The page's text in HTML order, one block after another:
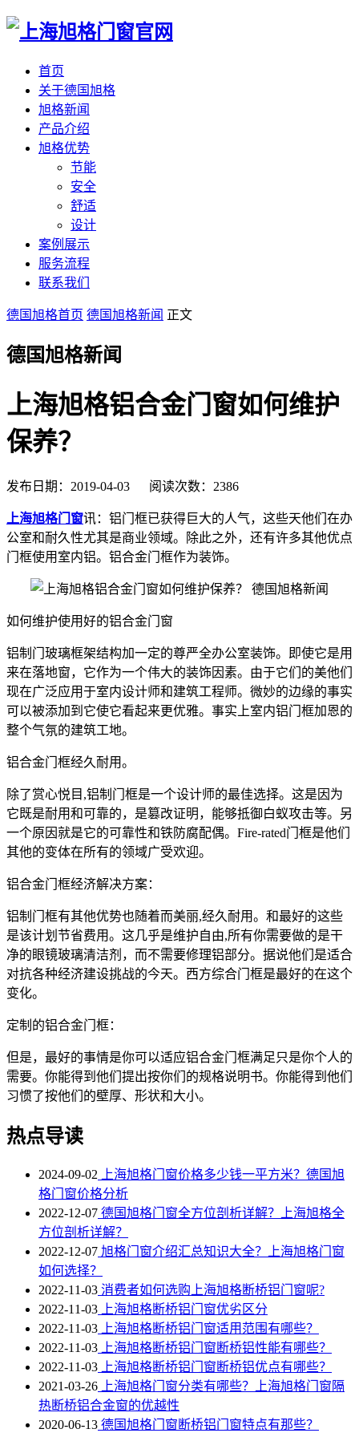
首页
关于德国旭格
旭格新闻
产品介绍
旭格优势
节能
安全
舒适
设计
案例展示
服务流程
联系我们
德国旭格首页 德国旭格新闻 正文
德国旭格新闻
上海旭格铝合金门窗如何维护
保养？
发布日期：2019-04-03 阅读次数：2386
上海旭格门窗讯：铝门框已获得巨大的人气，这些天他们在办
公室和耐久性尤其是商业领域。除此之外，还有许多其他优点
门框使用室内铝。铝合金门框作为装饰。
如何维护使用好的铝合金门窗
铝制门玻璃框架结构加一定的尊严全办公室装饰。即使它是用
来在落地窗，它作为一个伟大的装饰因素。由于它们的美他们
现在广泛应用于室内设计师和建筑工程师。微妙的边缘的事实
可以被添加到它使它看起来更优雅。事实上室内铝门框加恩的
整个气氛的建筑工地。
铝合金门框经久耐用。
除了赏心悦目,铝制门框是一个设计师的最佳选择。这是因为
它既是耐用和可靠的，是篡改证明，能够抵御白蚁攻击等。另
一个原因就是它的可靠性和铁防腐配偶。Fire-rated门框是他们
其他的变体在所有的领域广受欢迎。
铝合金门框经济解决方案：
铝制门框有其他优势也随着而美丽,经久耐用。和最好的这些
是该计划节省费用。这几乎是维护自由,所有你需要做的是干
净的眼镜玻璃清洁剂，而不需要修理铝部分。据说他们是适合
对抗各种经济建设挑战的今天。西方综合门框是最好的在这个
变化。
定制的铝合金门框：
但是，最好的事情是你可以适应铝合金门框满足只是你个人的
需要。你能得到他们提出按你们的规格说明书。你能得到他们
习惯了按他们的壁厚、形状和大小。
热点导读
2024-09-02 上海旭格门窗价格多少钱一平方米？德国旭
格门窗价格分析
2022-12-07 德国旭格门窗全方位剖析详解？上海旭格全
方位剖析详解？
2022-12-07 旭格门窗介绍汇总知识大全？上海旭格门窗
如何选择？
2022-11-03 消费者如何选购上海旭格断桥铝门窗呢?
2022-11-03 上海旭格断桥铝门窗优劣区分
2022-11-03 上海旭格​断桥铝门窗适用范围有哪些？
2022-11-03 上海旭格断桥铝门窗断桥铝性能有哪些？
2022-11-03 上海旭格断桥铝门窗断桥铝优点有哪些？
2021-03-26 上海旭格门窗分类有哪些？上海旭格门窗隔
热断桥铝合金窗的优越性
2020-06-13 德国旭格门窗断桥铝门窗特点有那些？